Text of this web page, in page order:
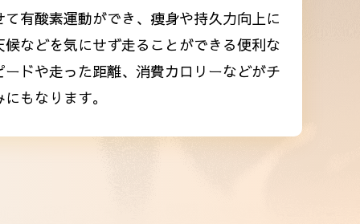
有酸素運動ができ、痩身や持久力向上に
などを気にせず走ることができる便利な
ドや走った距離、消費カロリーなどがチ
もなります。